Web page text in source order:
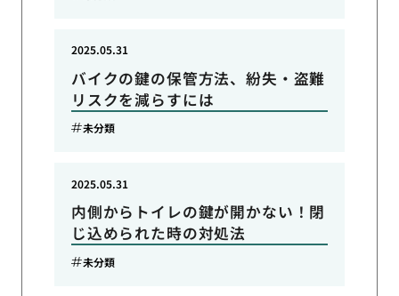
バイクの鍵の保管方法、紛失・盗難
リスクを減らすには
2025.05.31
未分類
内側からトイレの鍵が開かない！閉
じ込められた時の対処法
2025.05.31
未分類